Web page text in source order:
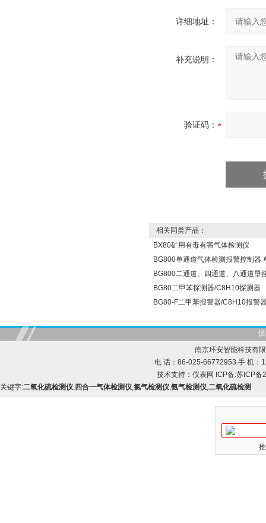
详细地址：
补充说明：
验证码：
相关同类产品：
BX80矿用有毒有害气体检测仪
BG800单通道气体检测报警控制器
BG800二通道、四通道、八通道壁
BG80二甲苯探测器/C8H10探测器
BG80-F二甲苯报警器/C8H10报警
南京环安智能科技有
电 话：86-025-66772953 手 机：
技术支持： 仪表网 ICP备:苏ICP备
关键字:二氧化硫检测仪,四合一气体检测仪,氯气检测仪,氨气检测仪,二氧化硫检测